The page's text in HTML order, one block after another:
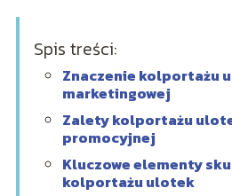
Spis treści:
Znaczenie kolportażu
marketingowej
Zalety kolportażu
promocyjnej
Kluczowe elementy
kolportażu ulotek